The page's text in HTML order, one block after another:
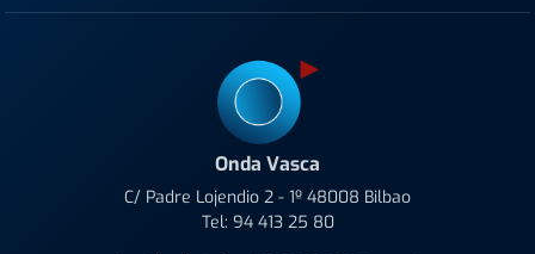
Onda Vasca
C/ Padre Lojendio 2 - 1º 48008 Bilbao
Tel: 94 413 25 80